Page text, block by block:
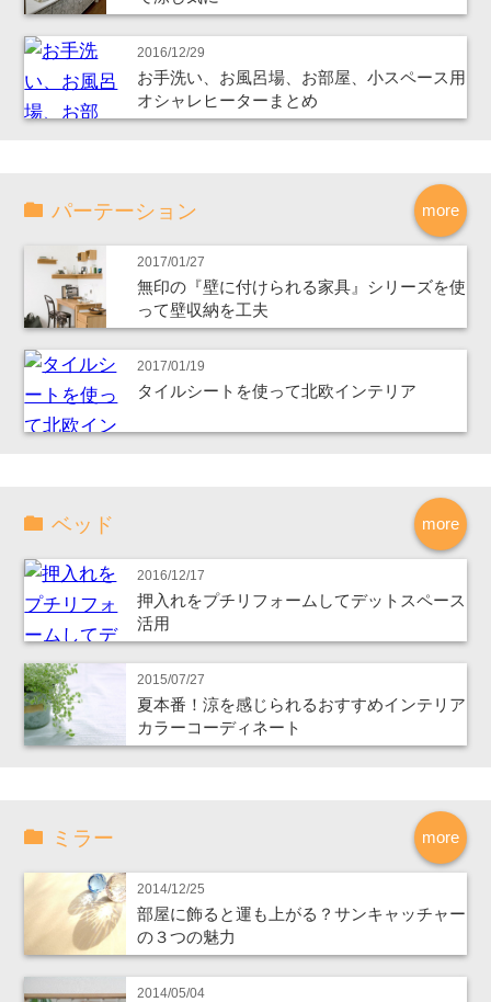
2016/12/29
お手洗い、お風呂場、お部屋、小スペース用
オシャレヒーターまとめ
more
パーテーション
2017/01/27
無印の『壁に付けられる家具』シリーズを使
って壁収納を工夫
2017/01/19
タイルシートを使って北欧インテリア
more
ベッド
2016/12/17
押入れをプチリフォームしてデットスペース
活用
2015/07/27
夏本番！涼を感じられるおすすめインテリア
カラーコーディネート
more
ミラー
2014/12/25
部屋に飾ると運も上がる？サンキャッチャー
の３つの魅力
2014/05/04